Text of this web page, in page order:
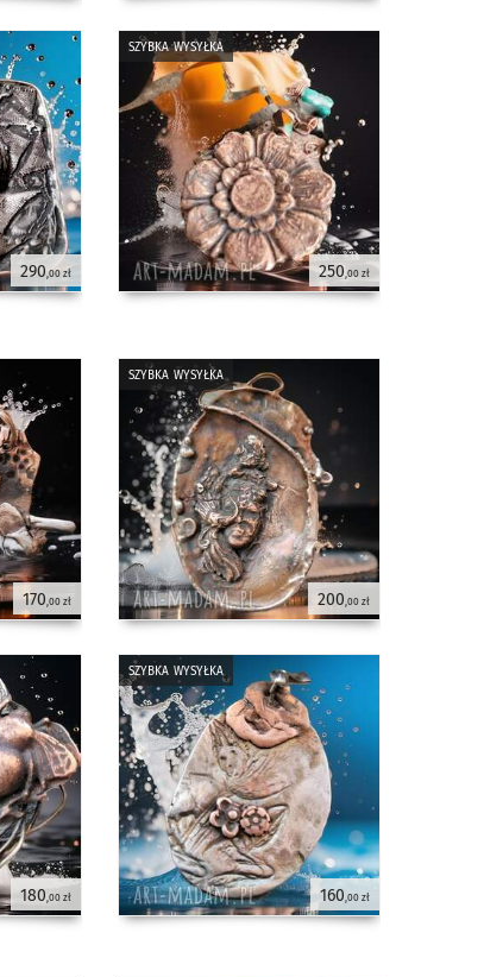
290,00 zł
szybka wysyłka
250,00 zł
170,00 zł
szybka wysyłka
200,00 zł
180,00 zł
szybka wysyłka
160,00 zł